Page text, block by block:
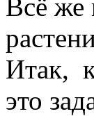
Всё же
Итак,
это